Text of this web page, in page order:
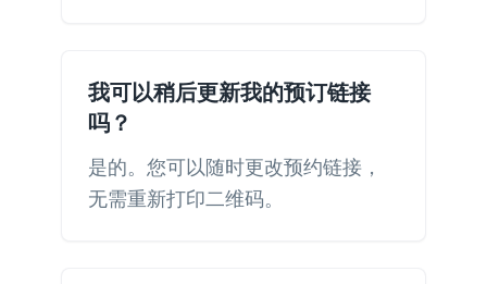
我可以稍后更新我的预订链接
吗？
是的。您可以随时更改预约链接，
无需重新打印二维码。